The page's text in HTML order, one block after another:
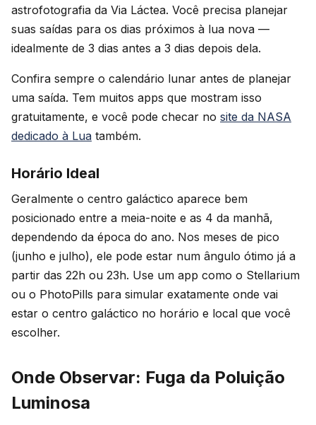
astrofotografia da Via Láctea. Você precisa planejar
suas saídas para os dias próximos à lua nova —
idealmente de 3 dias antes a 3 dias depois dela.
Confira sempre o calendário lunar antes de planejar
uma saída. Tem muitos apps que mostram isso
gratuitamente, e você pode checar no site da NASA
dedicado à Lua também.
Horário Ideal
Geralmente o centro galáctico aparece bem
posicionado entre a meia-noite e as 4 da manhã,
dependendo da época do ano. Nos meses de pico
(junho e julho), ele pode estar num ângulo ótimo já a
partir das 22h ou 23h. Use um app como o Stellarium
ou o PhotoPills para simular exatamente onde vai
estar o centro galáctico no horário e local que você
escolher.
Onde Observar: Fuga da Poluição
Luminosa